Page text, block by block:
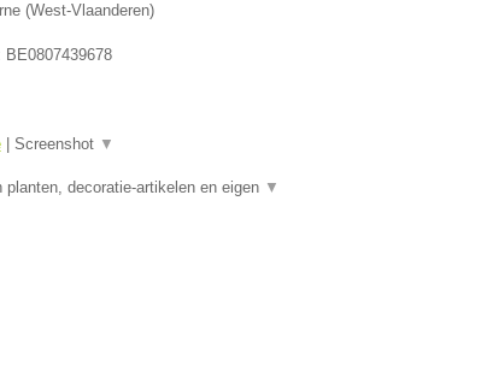
(West-Vlaanderen)
BE0807439678
| Screenshot ▼
decoratie-artikelen en eigen ▼